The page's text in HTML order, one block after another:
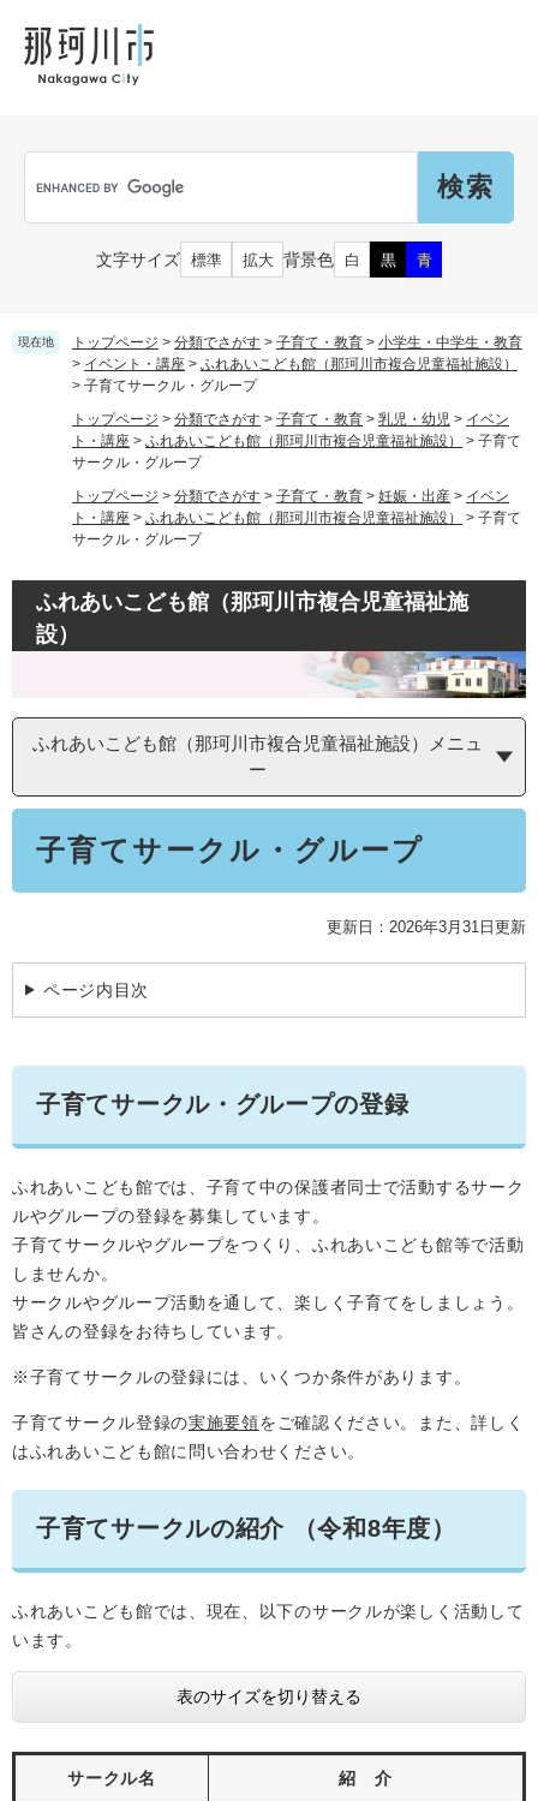
ス
文字サイズ 標準 拡大 背景色 白 黒 青
市民の皆さん
届出（ダウンロード）・手続き
住まい・くらし
戸籍・保険・年金
健康・医療・福祉
市の情報
電子掲示板
子育て・教育
妊娠・出産
小学生・中学生・教育
こどもの権利
事業者の皆さん
お知らせ
事業者向け申請・届出
開発許可・都市計画・建設計画
市外にお住まいの方
那珂川市の概要
移住・定住
ふるさと納税
電子掲示板
観光
現在地 トップページ > 分類でさがす > 子育て・教育 > 小学生・中学生・教育
> イベント・講座 > ふれあいこども館（那珂川市複合児童福祉施設）
> 子育てサークル・グループ
トップページ > 分類でさがす > 子育て・教育 > 乳児・幼児 > イベン
ト・講座 > ふれあいこども館（那珂川市複合児童福祉施設） > 子育て
サークル・グループ
トップページ > 分類でさがす > 子育て・教育 > 妊娠・出産 > イベン
ト・講座 > ふれあいこども館（那珂川市複合児童福祉施設） > 子育て
サークル・グループ
ふれあいこども館（那珂川市複合児童福祉施
設）
ふれあいこども館（那珂川市複合児童福祉施設）メニュ
ー
本
子育てサークル・グループ
更新日：2026年3月31日更新
ページ内目次
子育てサークル・グループの登録
ふれあいこども館では、子育て中の保護者同士で活動するサーク
ルやグループの登録を募集しています。
子育てサークルやグループをつくり、ふれあいこども館等で活動
しませんか。
サークルやグループ活動を通して、楽しく子育てをしましょう。
皆さんの登録をお待ちしています。
※子育てサークルの登録には、いくつか条件があります。
子育てサークル登録の実施要領をご確認ください。また、詳しく
はふれあいこども館に問い合わせください。
子育てサークルの紹介 （令和8年度）
ふれあいこども館では、現在、以下のサークルが楽しく活動して
います。
表のサイズを切り替える
サークル名 紹 介